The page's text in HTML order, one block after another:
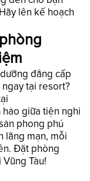
lên kế hoạch
đẳng cấp
tại resort?
giữa tiện nghi
phong phú
lãng mạn, mỗi
Đặt phòng
Tàu!